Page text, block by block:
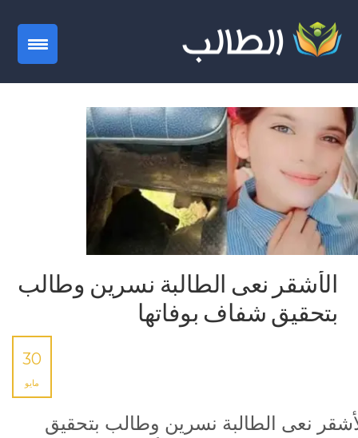
الأشقر نعى الطالبة نسرين وطالب
بتحقيق شفاف بوفاتها
30
مايو
نعى الطالبة نسرين وطالب بتحقيق